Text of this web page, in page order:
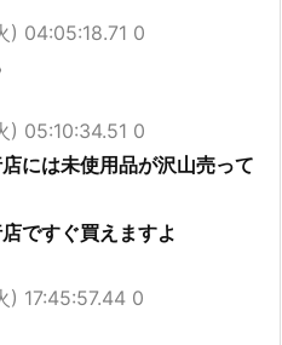
04:05:18.71 0
05:10:34.51 0
には未使用品が沢山売って
ですぐ買えますよ
) 17:45:57.44 0